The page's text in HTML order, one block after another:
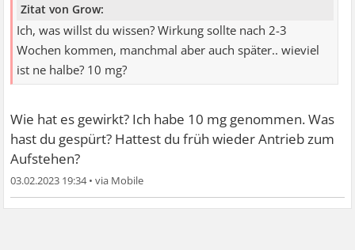
Zitat von Grow:
Ich, was willst du wissen? Wirkung sollte nach 2-3
Wochen kommen, manchmal aber auch später.. wieviel
ist ne halbe? 10 mg?
Wie hat es gewirkt? Ich habe 10 mg genommen. Was
hast du gespürt? Hattest du früh wieder Antrieb zum
Aufstehen?
03.02.2023 19:34•